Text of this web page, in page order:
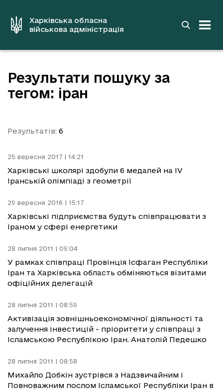
вмістуХарківська обласна
військова адміністрація
Результати пошуку за
тегом: іран
Результатів: 6
25 вересня 2017 | 14:21
Харківські школярі здобули 6 медалей на IV
Іранській олімпіаді з геометрії
29 вересня 2016 | 15:17
Харківські підприємства будуть співпрацювати з
Іраном у сфері енергетики
28 липня 2011 | 09:04
У рамках співпраці Провінція Ісфаган Республіки
Іран та Харківська область обміняються візитами
офіційних делегацій
28 липня 2011 | 08:59
Активізація зовнішньоекономічної діяльності та
залучення інвестицій - пріоритети у співпраці з
Ісламською Республікою Іран. Анатолій Педешко
28 липня 2011 | 08:58
Михайло Добкін зустрівся з Надзвичайним і
Повноважним послом Ісламської Республіки Іран в